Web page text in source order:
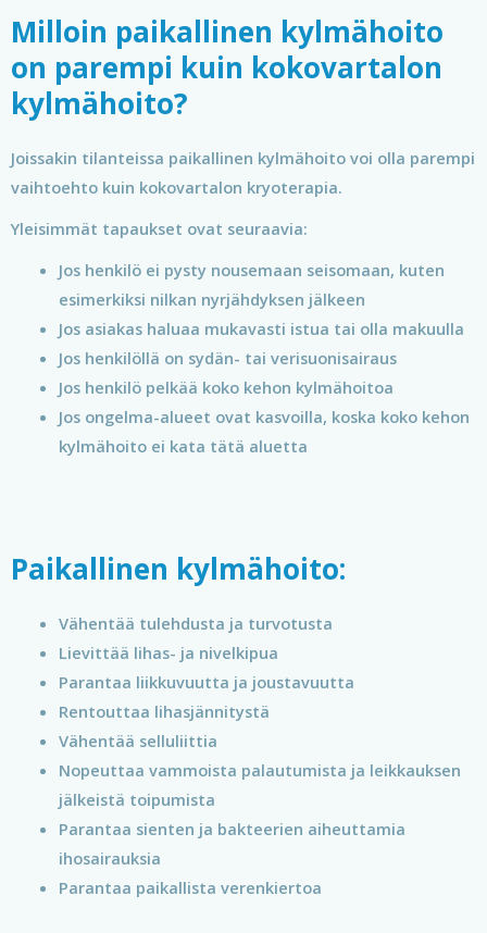
Milloin paikallinen kylmähoito
on parempi kuin kokovartalon
kylmähoito?
Joissakin tilanteissa paikallinen kylmähoito voi olla parempi
vaihtoehto kuin kokovartalon kryoterapia.
Yleisimmät tapaukset ovat seuraavia:
Jos henkilö ei pysty nousemaan seisomaan, kuten
esimerkiksi nilkan nyrjähdyksen jälkeen
Jos asiakas haluaa mukavasti istua tai olla makuulla
Jos henkilöllä on sydän- tai verisuonisairaus
Jos henkilö pelkää koko kehon kylmähoitoa
Jos ongelma-alueet ovat kasvoilla, koska koko kehon
kylmähoito ei kata tätä aluetta
Paikallinen kylmähoito:
Vähentää tulehdusta ja turvotusta
Lievittää lihas- ja nivelkipua
Parantaa liikkuvuutta ja joustavuutta
Rentouttaa lihasjännitystä
Vähentää selluliittia
Nopeuttaa vammoista palautumista ja leikkauksen
jälkeistä toipumista
Parantaa sienten ja bakteerien aiheuttamia
ihosairauksia
Parantaa paikallista verenkiertoa